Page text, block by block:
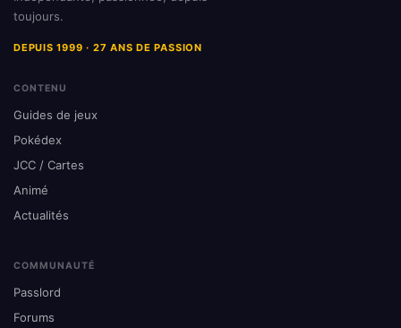
toujours.
DEPUIS 1999 · 27 ANS DE PASSION
CONTENU
Guides de jeux
Pokédex
JCC / Cartes
Animé
Actualités
COMMUNAUTÉ
Passlord
Forums